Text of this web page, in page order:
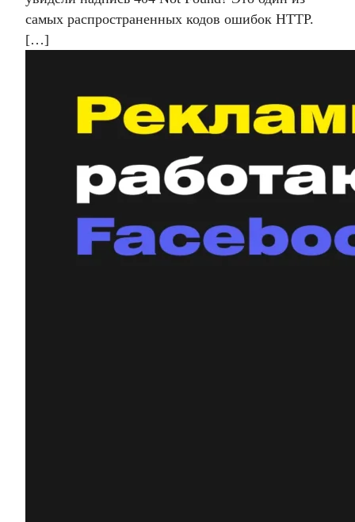
самых распространенных кодов ошибок HTTP.
[…]